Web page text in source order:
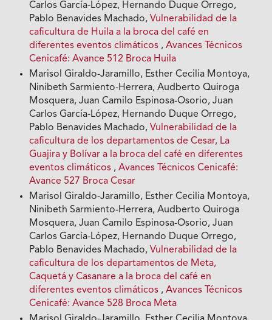
Carlos García-López, Hernando Duque Orrego,
Pablo Benavides Machado,Vulnerabilidad de la
caficultura de Huila a la broca del café en
diferentes eventos climáticos ,Avances Técnicos
Cenicafé: Avance 512 Broca Huila
Marisol Giraldo-Jaramillo, Esther Cecilia Montoya,
Ninibeth Sarmiento-Herrera, Audberto Quiroga
Mosquera, Juan Camilo Espinosa-Osorio, Juan
Carlos García-López, Hernando Duque Orrego,
Pablo Benavides Machado,Vulnerabilidad de la
caficultura de los departamentos de Cesar, La
Guajira y Bolívar a la broca del café en diferentes
eventos climáticos ,Avances Técnicos Cenicafé:
Avance 527 Broca Cesar
Marisol Giraldo-Jaramillo, Esther Cecilia Montoya,
Ninibeth Sarmiento-Herrera, Audberto Quiroga
Mosquera, Juan Camilo Espinosa-Osorio, Juan
Carlos García-López, Hernando Duque Orrego,
Pablo Benavides Machado,Vulnerabilidad de la
caficultura de los departamentos de Meta,
Caquetá y Casanare a la broca del café en
diferentes eventos climáticos ,Avances Técnicos
Cenicafé: Avance 528 Broca Meta